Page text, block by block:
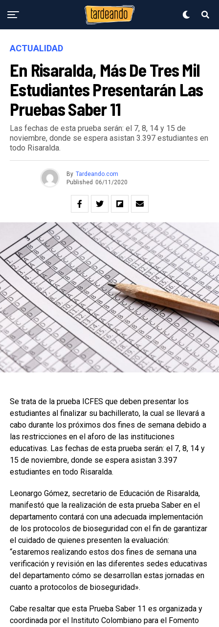
ACTUALIDAD
En Risaralda, Más De Tres Mil
Estudiantes Presentarán Las
Pruebas Saber 11
Las fechas de esta prueba serán: el 7, 8, 14 y 15 de
noviembre, donde se espera asistan 3.397 estudiantes en
todo Risaralda.
By Tardeando.com
Published 06/11/2020
Se trata de la prueba ICFES que deben presentar los
estudiantes al finalizar su bachillerato, la cual se llevará a
cabo durante los próximos dos fines de semana debido a
las restricciones en el aforo de las instituciones
educativas. Las fechas de esta prueba serán: el 7, 8, 14 y
15 de noviembre, donde se espera asistan 3.397
estudiantes en todo Risaralda.
Leonargo Gómez, secretario de Educación de Risaralda,
manifestó que la realización de esta prueba Saber en el
departamento contará con una adecuada implementación
de los protocolos de bioseguridad con el fin de garantizar
el cuidado de quienes presenten la evaluación:
“estaremos realizando estos dos fines de semana una
verificación y revisión en las diferentes sedes educativas
del departamento cómo se desarrollan estas jornadas en
cuanto a protocolos de bioseguridad».
Cabe resaltar que esta Prueba Saber 11 es organizada y
coordinada por el Instituto Colombiano para el Fomento